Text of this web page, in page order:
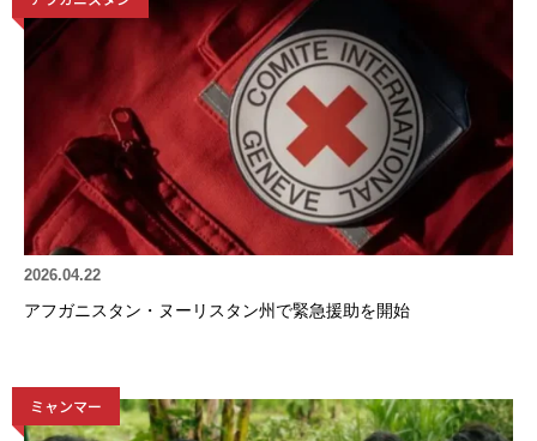
2026.04.22
アフガニスタン・ヌーリスタン州で緊急援助を開始
ミャンマー